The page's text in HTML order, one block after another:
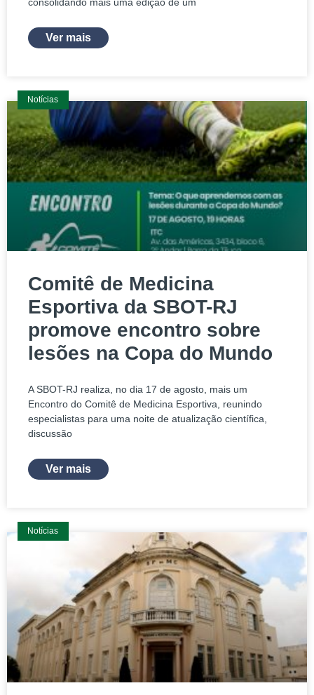
Ver mais
Notícias
Comitê de Medicina
Esportiva da SBOT-RJ
promove encontro sobre
lesões na Copa do Mundo
A SBOT-RJ realiza, no dia 17 de agosto, mais um
Encontro do Comitê de Medicina Esportiva, reunindo
especialistas para uma noite de atualização científica,
discussão
Ver mais
Notícias